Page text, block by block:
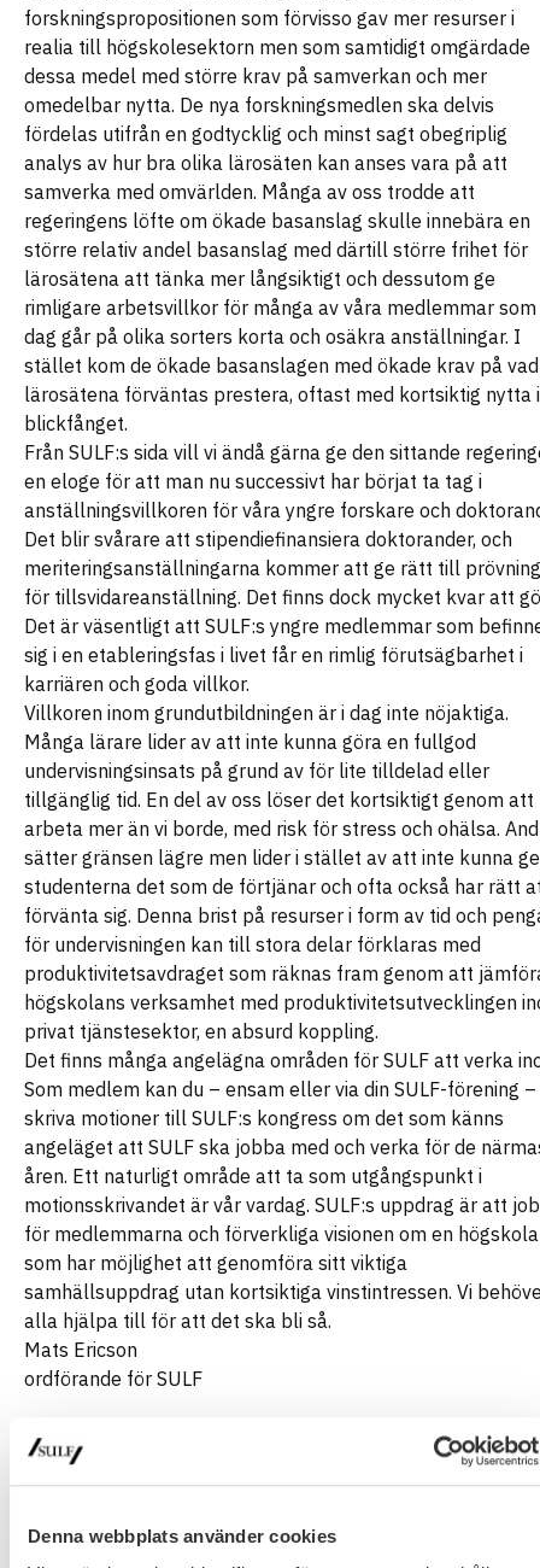
Denna webbplats använder cookies
forskningspropositionen som förvisso gav mer resurser i
realia till högskolesektorn men som samtidigt omgärdade
dessa medel med större krav på samverkan och mer
omedelbar nytta. De nya forskningsmedlen ska delvis
fördelas utifrån en godtycklig och minst sagt obegriplig
analys av hur bra olika lärosäten kan anses vara på att
samverka med omvärlden. Många av oss trodde att
regeringens löfte om ökade basanslag skulle innebära en
större relativ andel basanslag med därtill större frihet för
lärosätena att tänka mer långsiktigt och dessutom ge
rimligare arbetsvillkor för många av våra medlemmar som
dag går på olika sorters korta och osäkra anställningar. I
stället kom de ökade basanslagen med ökade krav på vad
lärosätena förväntas prestera, oftast med kortsiktig nytta i
blickfånget.
Från SULF:s sida vill vi ändå gärna ge den sittande
en eloge för att man nu successivt har börjat ta tag i
anställningsvillkoren för våra yngre forskare och
Det blir svårare att stipendiefinansiera doktorander, och
meriteringsanställningarna kommer att ge rätt till prövning
för tillsvidareanställning. Det finns dock mycket kvar att
Det är väsentligt att SULF:s yngre medlemmar som
sig i en etableringsfas i livet får en rimlig förutsägbarhet i
karriären och goda villkor.
Villkoren inom grundutbildningen är i dag inte nöjaktiga.
Många lärare lider av att inte kunna göra en fullgod
undervisningsinsats på grund av för lite tilldelad eller
tillgänglig tid. En del av oss löser det kortsiktigt genom att
arbeta mer än vi borde, med risk för stress och ohälsa.
sätter gränsen lägre men lider i stället av att inte kunna ge
studenterna det som de förtjänar och ofta också har rätt
förvänta sig. Denna brist på resurser i form av tid och
för undervisningen kan till stora delar förklaras med
produktivitetsavdraget som räknas fram genom att
högskolans verksamhet med produktivitetsutvecklingen
privat tjänstesektor, en absurd koppling.
Det finns många angelägna områden för SULF att verka
Som medlem kan du – ensam eller via din SULF-förening –
skriva motioner till SULF:s kongress om det som känns
angeläget att SULF ska jobba med och verka för de
åren. Ett naturligt område att ta som utgångspunkt i
motionsskrivandet är vår vardag. SULF:s uppdrag är att
för medlemmarna och förverkliga visionen om en högskola
som har möjlighet att genomföra sitt viktiga
samhällsuppdrag utan kortsiktiga vinstintressen. Vi
alla hjälpa till för att det ska bli så.
Mats Ericson
ordförande för SULF